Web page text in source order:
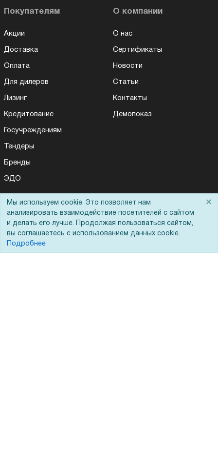
Покупателям
Акции
Доставка
Оплата
Для дилеров
Лизинг
Кредитование
Госучреждениям
Тендеры
Бренды
ЭДО
О компании
О нас
Сертификаты
Новости
Статьи
Контакты
Демопоказ
Помощь
Вопрос-ответ
Реквизиты
Мы используем cookie. Это позволяет нам
анализировать взаимодействие посетителей с сайтом
и делать его лучше. Продолжая пользоваться сайтом,
вы соглашаетесь с использованием данных cookie.
Подробнее
×